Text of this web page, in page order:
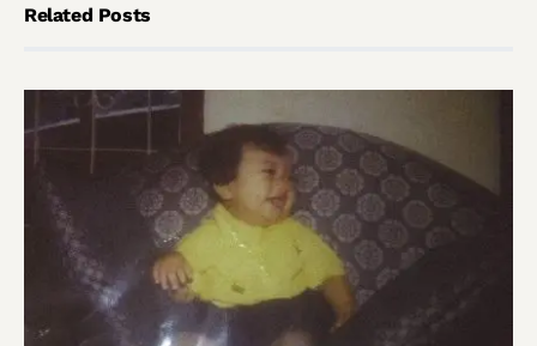
Related Posts